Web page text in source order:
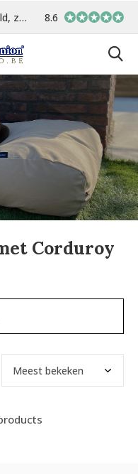
Gratis verzending
8.6
Corduroy